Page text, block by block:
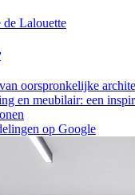
de Lalouette
oorspronkelijke
en meubilair: een
op Google